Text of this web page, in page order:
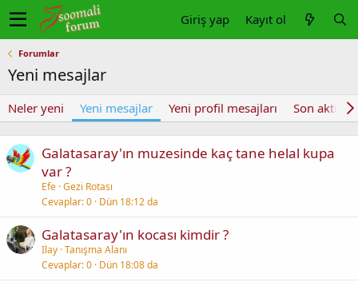
Giriş yap Kayıt ol
Forumlar
Yeni mesajlar
Neler yeni Yeni mesajlar Yeni profil mesajları Son aktivite
Galatasaray'ın muzesinde kaç tane helal kupa
var ?
Efe Gezi Rotası
Cevaplar 0 Dün 18:12 da
Galatasaray'ın kocası kimdir ?
Ilay Tanışma Alanı
Cevaplar 0 Dün 18:08 da